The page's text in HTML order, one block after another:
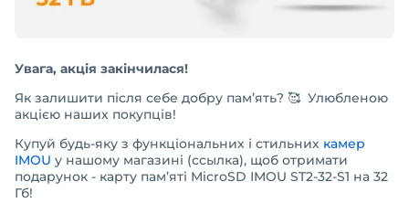
Увага, акція закінчилася!
Як залишити після себе добру пам’ять? 🥰 Улюбленою
акцією наших покупців!
Купуй будь-яку з функціональних і стильних камер
IMOU у нашому магазині (ссылка), щоб отримати
подарунок - карту пам’яті MicroSD IMOU ST2-32-S1 на 32
Гб!